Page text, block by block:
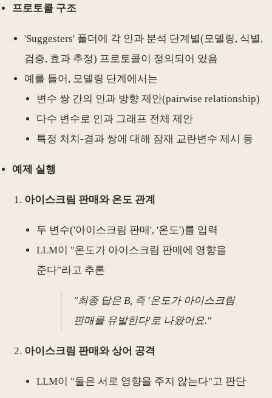
프로토콜 구조
'Suggesters' 폴더에 각 인과 분석 단계별(모델링, 식별,
검증, 효과 추정) 프로토콜이 정의되어 있음
예를 들어, 모델링 단계에서는
변수 쌍 간의 인과 방향 제안(pairwise relationship)
다수 변수로 인과 그래프 전체 제안
특정 처치-결과 쌍에 대해 잠재 교란변수 제시 등
예제 실행
아이스크림 판매와 온도 관계
두 변수('아이스크림 판매', '온도')를 입력
LLM이 "온도가 아이스크림 판매에 영향을
준다"라고 추론
"최종 답은 B, 즉 '온도가 아이스크림
판매를 유발한다'로 나왔어요."
아이스크림 판매와 상어 공격
LLM이 "둘은 서로 영향을 주지 않는다"고 판단